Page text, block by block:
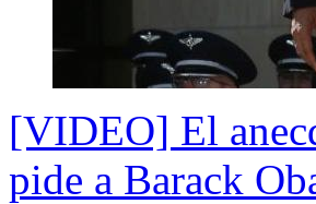
[VIDEO] El
pide a Barack